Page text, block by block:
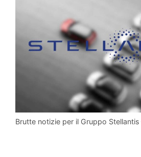
Brutte notizie per il Gruppo Stellantis